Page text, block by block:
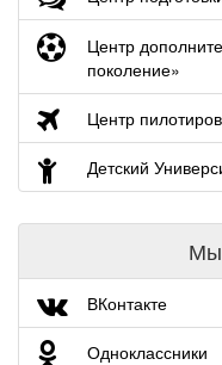
Центр
поколение»
Центр
Детский
Мы
ВКонтакте
Одноклассники